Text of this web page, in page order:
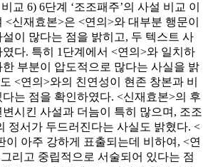
교 6) 6단계 ‘조조패주’의 사설 비교 이
신재효본>은 <연의>와 대부분 행문이
이 많다는 점을 밝히고, 두 텍스트 사
다. 특히 1단계에서 <연의>와 일치하
부분이 압도적으로 많다는 사실을 밝
<연의>와의 친연성이 현존 창본과 비
는 점을 확인하였다. <신재효본>의 후
시킨 사설과 더늠이 특히 많으며, 조조
정서가 두드러진다는 사실도 밝혔다. <
이 아주 강하게 표출되는데 비하여, <연
리고 중립적으로 서술되어 있다는 점